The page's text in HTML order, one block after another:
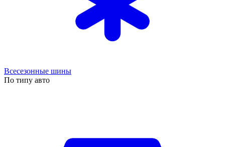
Всесезонные шины
По типу авто